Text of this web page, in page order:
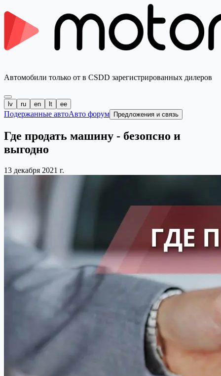
Автомобили только от в CSDD зарегистрированных дилеров
lv ru en lt ee
Подержанные автоАвто форум Предложения и связь
Где продать машину - безопсно и
выгодно
13 декабря 2021 г.